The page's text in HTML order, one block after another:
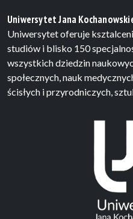
Uniwersytet Jana
Uniwersytet oferuje
studiów i blisko 150
wszystkich dziedzin
społecznych, nauk
ścisłych i przyrodniczych,